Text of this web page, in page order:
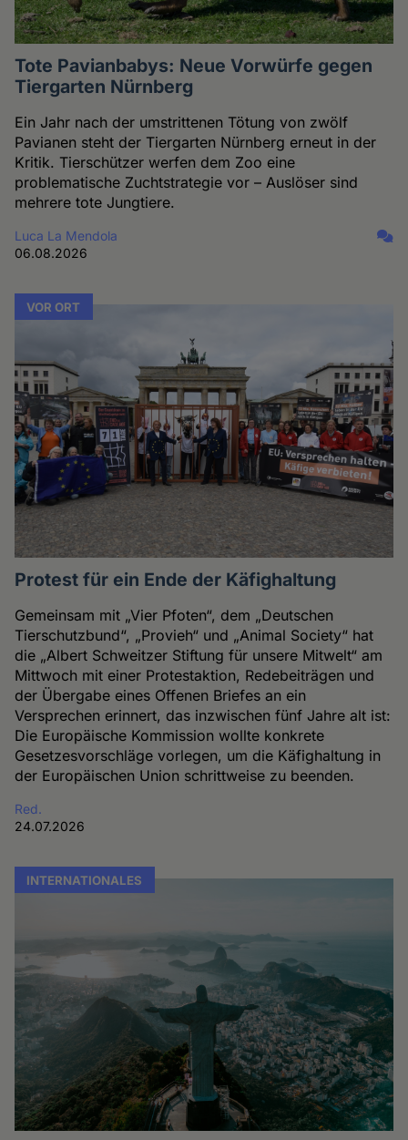
Tote Pavianbabys: Neue Vorwürfe gegen
Tiergarten Nürnberg
Ein Jahr nach der umstrittenen Tötung von zwölf
Pavianen steht der Tiergarten Nürnberg erneut in der
Kritik. Tierschützer werfen dem Zoo eine
problematische Zuchtstrategie vor – Auslöser sind
mehrere tote Jungtiere.
Luca La Mendola
06.08.2026
VOR ORT
Protest für ein Ende der Käfighaltung
Gemeinsam mit „Vier Pfoten“, dem „Deutschen
Tierschutzbund“, „Provieh“ und „Animal Society“ hat
die „Albert Schweitzer Stiftung für unsere Mitwelt“ am
Mittwoch mit einer Protestaktion, Redebeiträgen und
der Übergabe eines Offenen Briefes an ein
Versprechen erinnert, das inzwischen fünf Jahre alt ist:
Die Europäische Kommission wollte konkrete
Gesetzesvorschläge vorlegen, um die Käfighaltung in
der Europäischen Union schrittweise zu beenden.
Red.
24.07.2026
INTERNATIONALES